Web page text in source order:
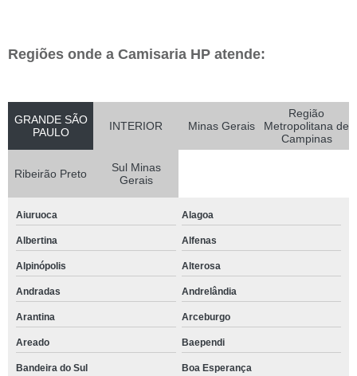
Regiões onde a Camisaria HP atende:
GRANDE SÃO
PAULO
INTERIOR Minas Gerais
Região
Metropolitana de
Campinas
Ribeirão Preto
Sul Minas
Gerais
Aiuruoca Alagoa
Albertina Alfenas
Alpinópolis Alterosa
Andradas Andrelândia
Arantina Arceburgo
Areado Baependi
Bandeira do Sul Boa Esperança